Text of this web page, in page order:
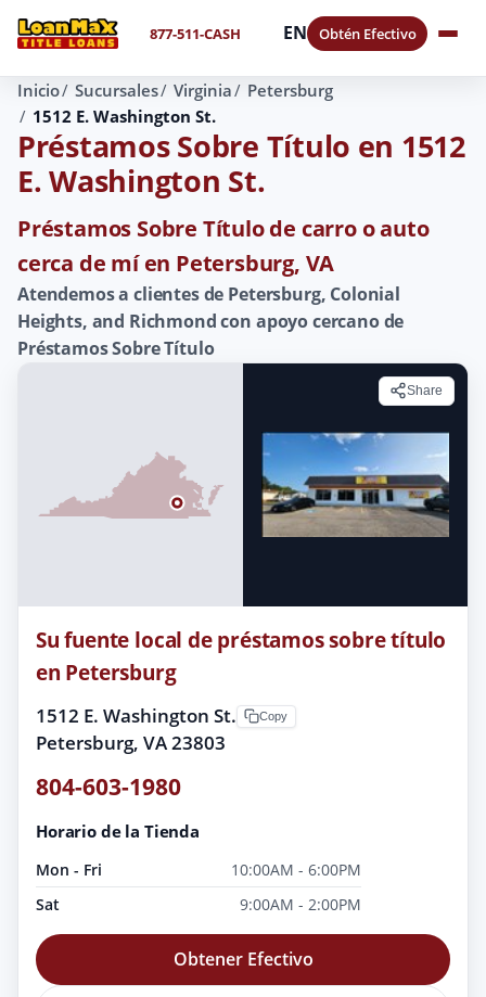
877-511-CASH EN Obtén Efectivo
Inicio Sucursales Virginia
Petersburg
1512 E. Washington St.
Préstamos Sobre Título en 1512
E. Washington St.
Préstamos Sobre Título de carro o auto
cerca de mí en Petersburg, VA
Atendemos a clientes de Petersburg, Colonial
Heights, and Richmond con apoyo cercano de
Préstamos Sobre Título
Share
Su fuente local de préstamos sobre título
en Petersburg
1512 E. Washington St.
Petersburg, VA 23803
Copy
804-603-1980
Horario de la Tienda
Mon - Fri
10:00AM - 6:00PM
Sat
9:00AM - 2:00PM
Obtener Efectivo